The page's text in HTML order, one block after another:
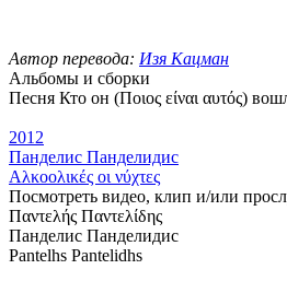
Автор перевода: Изя Кацман
Альбомы и сборки
Песня Кто он (Ποιος είναι αυτός)
2012
Панделис Панделидис
Αλκοολικές οι νύχτες
Посмотреть видео, клип и/или
Παντελής Παντελίδης
Панделис Панделидис
Pantelhs Pantelidhs